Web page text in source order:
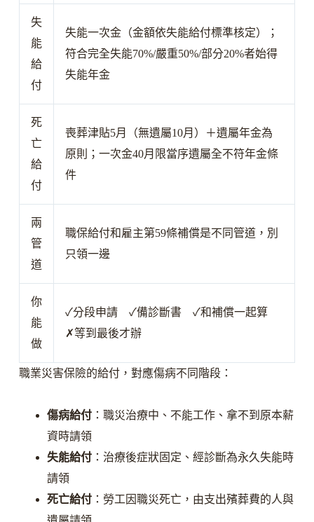
失
能
給
付
失能一次金（金額依失能給付標準核定）；
符合完全失能70%/嚴重50%/部分20%者始得
失能年金
死
亡
給
付
喪葬津貼5月（無遺屬10月）＋遺屬年金為
原則；一次金40月限當序遺屬全不符年金條
件
兩
管
道
職保給付和雇主第59條補償是不同管道，別
只領一邊
你
能
做
✓分段申請 ✓備診斷書 ✓和補償一起算
✗等到最後才辦
職業災害保險的給付，對應傷病不同階段：
傷病給付：職災治療中、不能工作、拿不到原本薪
資時請領
失能給付：治療後症狀固定、經診斷為永久失能時
請領
死亡給付：勞工因職災死亡，由支出殯葬費的人與